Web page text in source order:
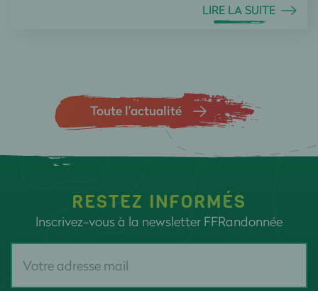
LIRE LA SUITE
Toute l’actualité
RESTEZ INFORMÉS
Inscrivez-vous à la newsletter FFRandonnée